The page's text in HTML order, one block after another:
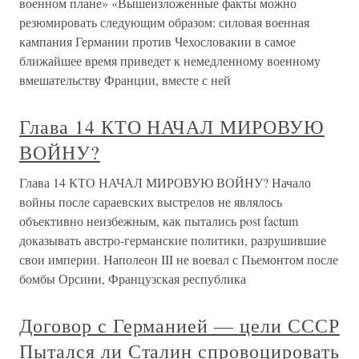
резюмировать следующим образом: силовая военная
кампания Германии против Чехословакии в самое
ближайшее время приведет к немедленному военному
вмешательству Франции, вместе с ней
Глава 14 КТО НАЧАЛ МИРОВУЮ
ВОЙНУ?
Глава 14 КТО НАЧАЛ МИРОВУЮ ВОЙНУ? Начало
войны после сараевских выстрелов не являлось
объективно неизбежным, как пытались post factum
доказывать австро-германские политики, разрушившие
свои империи. Наполеон III не воевал с Пьемонтом после
бомбы Орсини, Французская республика
Договор с Германией — цели СССР
Пытался ли Сталин спровоцировать